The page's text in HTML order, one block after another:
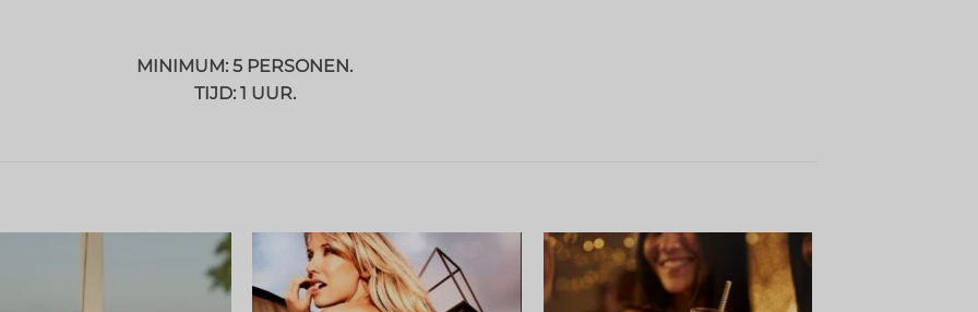
MINIMUM: 5 PERSONEN.
TIJD: 1 UUR.